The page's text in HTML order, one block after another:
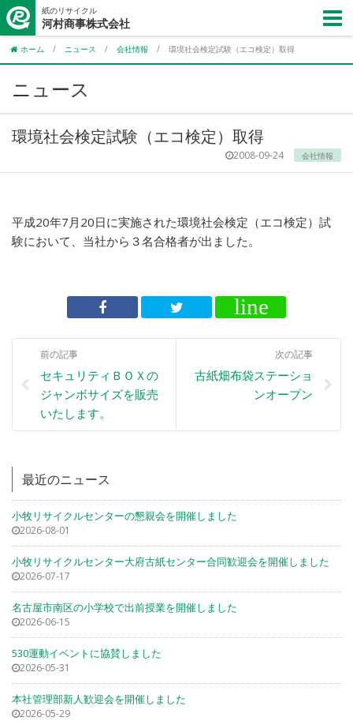
紙のリサイクル
河村商事株式会社
ホーム / ニュース / 会社情報 / 環境社会検定試験（エコ検定）取得
ニュース
環境社会検定試験（エコ検定）取得
2008-09-24 会社情報
平成20年7月20日に実施された環境社会検定（エコ検定）試
験において、当社から３名合格者が出ました。
前の記事
セキュリティＢＯＸの
ジャンボサイズを販売
いたします。
次の記事
古紙畑布袋ステーショ
ンオープン
最近のニュース
小牧リサイクルセンターの懇親会を開催しました
2026-08-01
小牧リサイクルセンター大府古紙センター合同歓迎会を開催しました
2026-07-17
名古屋市南区の小学校で出前授業を開催しました
2026-06-15
530運動イベントに協賛しました
2026-05-31
本社管理部新人歓迎会を開催しました
2026-05-29